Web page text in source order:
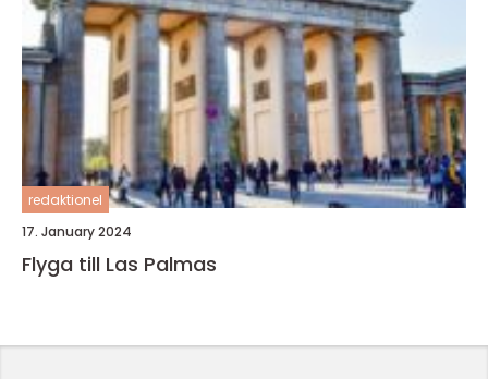
redaktionel
17. January 2024
Flyga till Las Palmas